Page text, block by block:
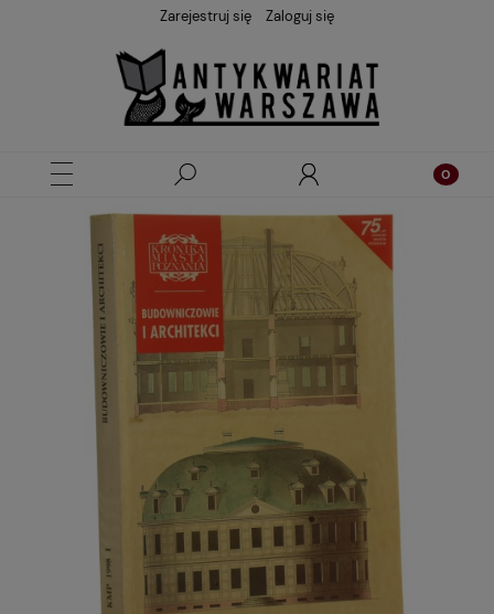
Zarejestruj się Zaloguj się